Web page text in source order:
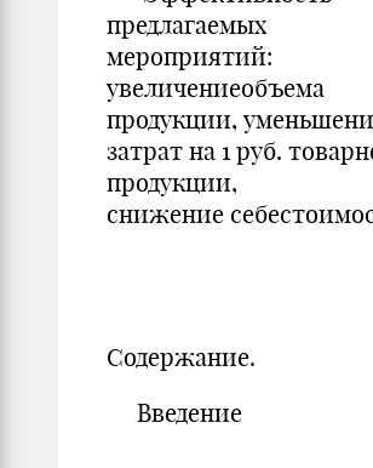
предлагаемых
мероприятий:
увеличениеобъема
продукции,
затрат на 1 руб.
продукции,
снижение
Содержание.